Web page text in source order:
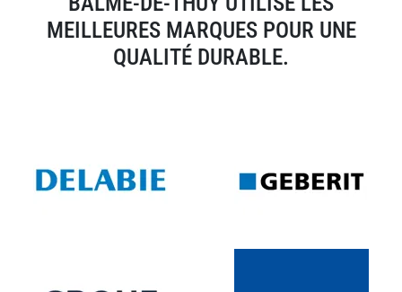
MEILLEURES MARQUES POUR UNE
QUALITÉ DURABLE.